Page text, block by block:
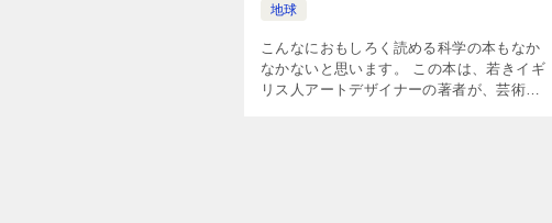
地球
こんなにおもしろく読める科学の本もなか
なかないと思います。 この本は、若きイギ
リス人アートデザイナーの著者が、芸術大